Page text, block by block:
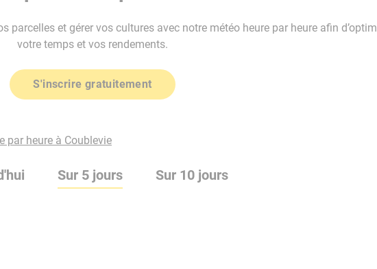
parcelles et gérer vos cultures avec notre météo heure par heure afin
votre temps et vos rendements.
S'inscrire gratuitement
par heure à Coublevie
Sur 5 jours Sur 10 jours